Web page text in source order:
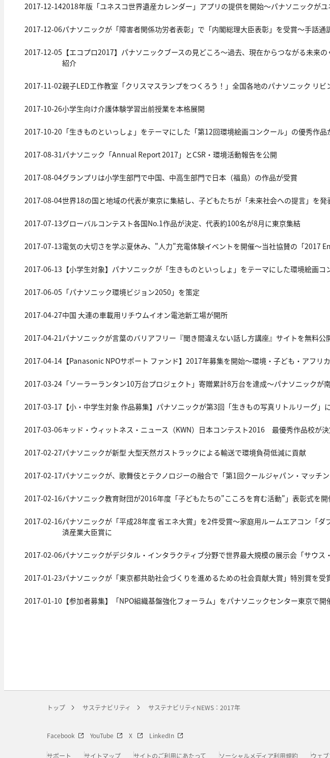
2017-12-142018年版「ユネスコ世界遺産カレンダー」アプリの提供を開始～パナソニックが
2017-12-06パナソニックが「障害者関係功労者表彰」で「内閣総理大臣表彰」を受賞～手話
2017-12-05 【エコプロ2017】パナソニックブースの見どころ～過去、現在からつながる未来
紹介
2017-11-02親子LED工作教室「クリスマスランプをつくろう！」全国各地のパナソニック リビ
2017-10-26小学生向け介護体験学習出前授業を本格展開
2017-10-20 「生きものといっしょ」をテーマにした「第12回環境絵画コンクール」の優秀作品
2017-08-31 パナソニック「Annual Report 2017」とCSR・環境活動報告を公開
2017-08-04グランプリは小学生部門で中国、中高生部門で日本（福島）の作品が受賞
2017-08-04世界18の国と地域の代表が東京に集結し、子どもたちが「未来社会への提言」を発
2017-07-13グローバルコンテスト各国No.1作品が決定、代表約100名が8月に東京集結
2017-07-13電気の大切さを学ぶ夏休み、"人力"充電体験イベントを開催～当社協賛の「2017
2017-06-13 【小学生対象】パナソニックが「生きものといっしょ」をテーマにした環境絵画コ
2017-06-05 「パナソニック環境ビジョン2050」を策定
2017-04-27中国 大連の車載用リチウムイオン電池新工場が開所
2017-04-21 パナソニックが言葉のバリアフリー『聞き間違えない話し方講座』サイトを無料
2017-04-14 【Panasonic NPOサポート ファンド】2017年募集を開始～環境・子ども・アフ
2017-03-24 「ソーラーランタン10万台プロジェクト」寄贈累計8万台を達成～パナソニックが
2017-03-17 【小・中学生対象 作品募集】パナソニックが第3回「生きもの写真リトルリーグ」
2017-03-06キッド・ウィットネス・ニュース（KWN）日本コンテスト2016 最優秀作品校が決
2017-02-27パナソニックが新型 大型天然ガストラックによる輸送で環境負荷低減に貢献
2017-02-17パナソニックが、歌舞伎とテクノロジーの融合で「第1回クールジャパン・マッチ
2017-02-16パナソニック教育財団が2016年度「子どもたちの"こころを育む活動"」表彰式を開
2017-02-16パナソニックが「平成28年度 省エネ大賞」を2件受賞～家庭用ルームエアコン「
済産業大臣賞に
2017-02-06パナソニックがデジタル・インタラクティブ分野で世界最大規模の展示会「サウ
2017-01-23パナソニックが「東京都共助社会づくりを進めるための社会貢献大賞」特別賞を受
2017-01-10 【参加者募集】「NPO組織基盤強化フォーラム」をパナソニックセンター東京で
トップ サステナビリティ サステナビリティNEWS：2017年
Facebook YouTube X LinkedIn
サポート サイトマップ サイトのご利用にあたって ソーシャルメディア利用規約 ウェ